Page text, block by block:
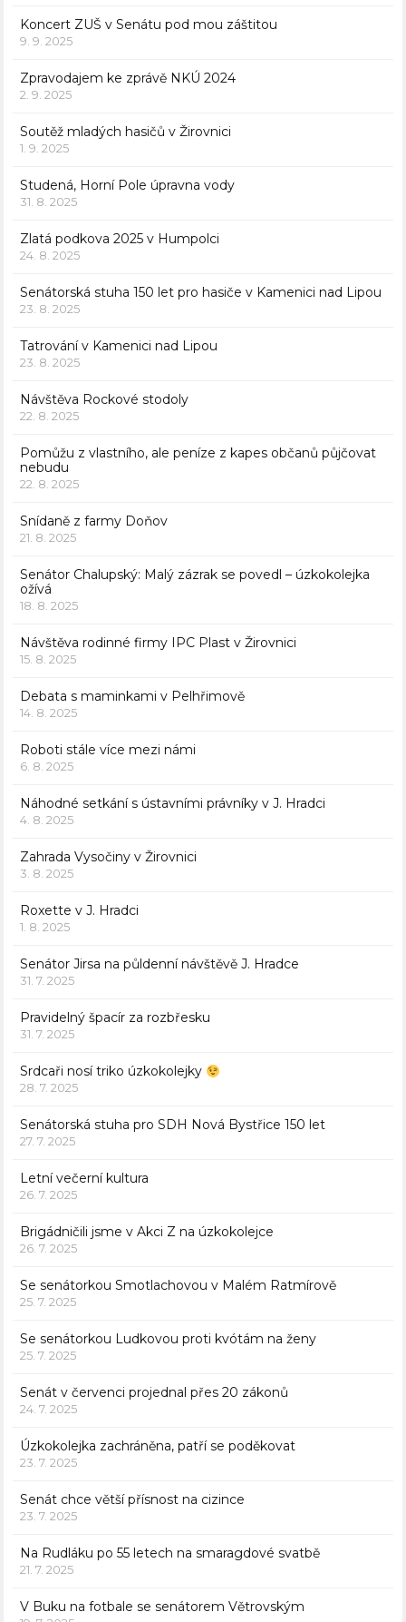
Koncert ZUŠ v Senátu pod mou záštitou
9. 9. 2025
Zpravodajem ke zprávě NKÚ 2024
2. 9. 2025
Soutěž mladých hasičů v Žirovnici
1. 9. 2025
Studená, Horní Pole úpravna vody
31. 8. 2025
Zlatá podkova 2025 v Humpolci
24. 8. 2025
Senátorská stuha 150 let pro hasiče v Kamenici nad Lipou
23. 8. 2025
Tatrování v Kamenici nad Lipou
23. 8. 2025
Návštěva Rockové stodoly
22. 8. 2025
Pomůžu z vlastního, ale peníze z kapes občanů půjčovat
nebudu
22. 8. 2025
Snídaně z farmy Doňov
21. 8. 2025
Senátor Chalupský: Malý zázrak se povedl – úzkokolejka
ožívá
18. 8. 2025
Návštěva rodinné firmy IPC Plast v Žirovnici
15. 8. 2025
Debata s maminkami v Pelhřimově
14. 8. 2025
Roboti stále více mezi námi
6. 8. 2025
Náhodné setkání s ústavními právníky v J. Hradci
4. 8. 2025
Zahrada Vysočiny v Žirovnici
3. 8. 2025
Roxette v J. Hradci
1. 8. 2025
Senátor Jirsa na půldenní návštěvě J. Hradce
31. 7. 2025
Pravidelný špacír za rozbřesku
31. 7. 2025
Srdcaři nosí triko úzkokolejky
28. 7. 2025
Senátorská stuha pro SDH Nová Bystřice 150 let
27. 7. 2025
Letní večerní kultura
26. 7. 2025
Brigádničili jsme v Akci Z na úzkokolejce
26. 7. 2025
Se senátorkou Smotlachovou v Malém Ratmírově
25. 7. 2025
Se senátorkou Ludkovou proti kvótám na ženy
25. 7. 2025
Senát v červenci projednal přes 20 zákonů
24. 7. 2025
Úzkokolejka zachráněna, patří se poděkovat
23. 7. 2025
Senát chce větší přísnost na cizince
23. 7. 2025
Na Rudláku po 55 letech na smaragdové svatbě
21. 7. 2025
V Buku na fotbale se senátorem Větrovským